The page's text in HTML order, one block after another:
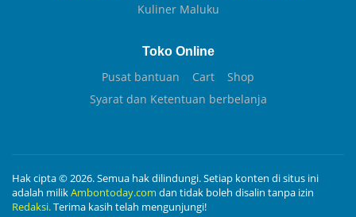
Kuliner Maluku
Toko Online
Pusat bantuan Cart
Shop
Syarat dan Ketentuan berbelanja
Hak cipta © 2026. Semua hak dilindungi. Setiap konten di situs ini
adalah milikAmbontoday.com dan tidak boleh disalin tanpa izin
Redaksi.Terima kasih telah mengunjungi!